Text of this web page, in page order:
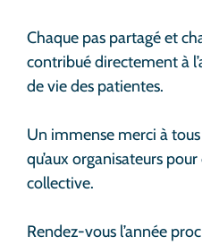
Chaque pas partagé et
contribué directement à
de vie des patientes.
Un immense merci à
qu’aux organisateurs
collective.
Rendez-vous l’année